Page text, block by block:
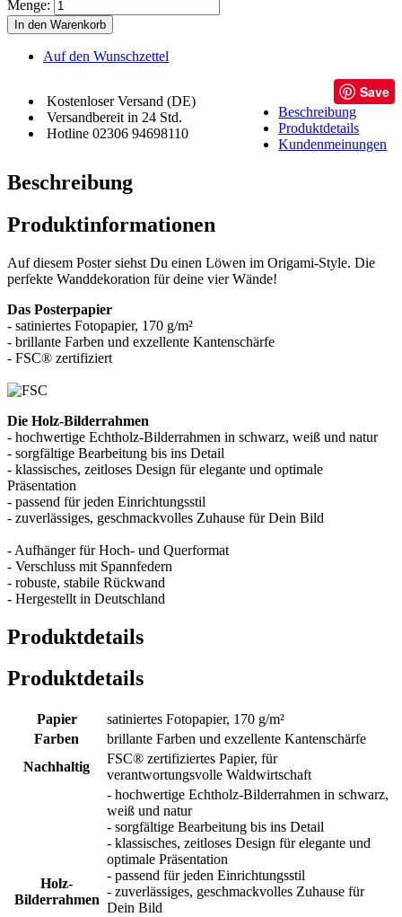
Menge:
In den Warenkorb
Auf den Wunschzettel
Kostenloser Versand (DE)
Versandbereit in 24 Std.
Hotline 02306 94698110
Save
Beschreibung
Produktdetails
Kundenmeinungen
Beschreibung
Produktinformationen
Auf diesem Poster siehst Du einen Löwen im Origami-Style. Die
perfekte Wanddekoration für deine vier Wände!
Das Posterpapier
- satiniertes Fotopapier, 170 g/m²
- brillante Farben und exzellente Kantenschärfe
- FSC® zertifiziert
Die Holz-Bilderrahmen
- hochwertige Echtholz-Bilderrahmen in schwarz, weiß und natur
- sorgfältige Bearbeitung bis ins Detail
- klassisches, zeitloses Design für elegante und optimale
Präsentation
- passend für jeden Einrichtungsstil
- zuverlässiges, geschmackvolles Zuhause für Dein Bild
- Aufhänger für Hoch- und Querformat
- Verschluss mit Spannfedern
- robuste, stabile Rückwand
- Hergestellt in Deutschland
Produktdetails
Produktdetails
Papier
satiniertes Fotopapier, 170 g/m²
Farben
brillante Farben und exzellente Kantenschärfe
Nachhaltig
FSC® zertifiziertes Papier, für
verantwortungsvolle Waldwirtschaft
Holz-
Bilderrahmen
- hochwertige Echtholz-Bilderrahmen in schwarz,
weiß und natur
- sorgfältige Bearbeitung bis ins Detail
- klassisches, zeitloses Design für elegante und
optimale Präsentation
- passend für jeden Einrichtungsstil
- zuverlässiges, geschmackvolles Zuhause für
Dein Bild